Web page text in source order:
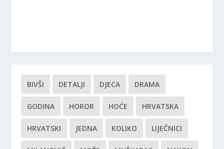
BIVŠI DETALJI DJECA DRAMA
GODINA HOROR HOĆE HRVATSKA
HRVATSKI JEDNA KOLIKO LIJEČNICI